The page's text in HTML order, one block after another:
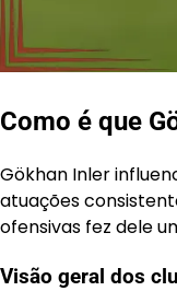
Como é que
Gökhan Inler
atuações
ofensivas fez dele
Visão geral dos